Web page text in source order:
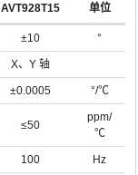
AVT928T15 单位
±10 °
X、Y 轴
±0.0005 °/℃
≤50
ppm/
℃
100 Hz